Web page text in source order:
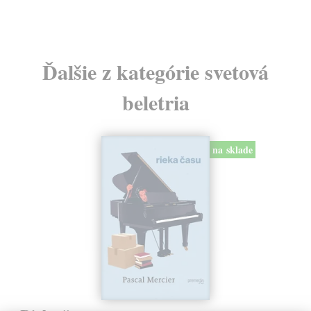
Ďalšie z kategórie svetová
beletria
na sklade